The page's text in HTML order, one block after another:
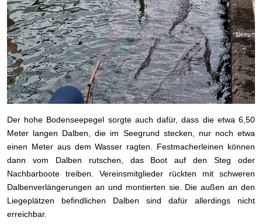
Der hohe Bodenseepegel sorgte auch dafür, dass die etwa 6,50
Meter langen Dalben, die im Seegrund stecken, nur noch etwa
einen Meter aus dem Wasser ragten. Festmacherleinen können
dann vom Dalben rutschen, das Boot auf den Steg oder
Nachbarboote treiben. Vereinsmitglieder rückten mit schweren
Dalbenverlängerungen an und montierten sie. Die außen an den
Liegeplätzen befindlichen Dalben sind dafür allerdings nicht
erreichbar.